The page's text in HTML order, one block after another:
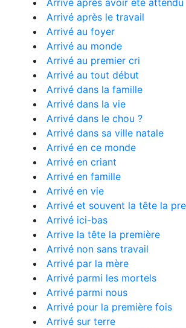
Arrivé après avoir été attendu
Arrivé après le travail
Arrivé au foyer
Arrivé au monde
Arrivé au premier cri
Arrivé au tout début
Arrivé dans la famille
Arrivé dans la vie
Arrivé dans le chou ?
Arrivé dans sa ville natale
Arrivé en ce monde
Arrivé en criant
Arrivé en famille
Arrivé en vie
Arrivé et souvent la tête la
Arrivé ici-bas
Arrive la tête la première
Arrivé non sans travail
Arrivé par la mère
Arrivé parmi les mortels
Arrivé parmi nous
Arrivé pour la première fois
Arrivé sur terre